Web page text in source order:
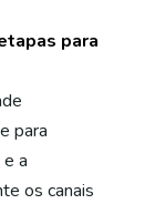
para
para
a
os canais